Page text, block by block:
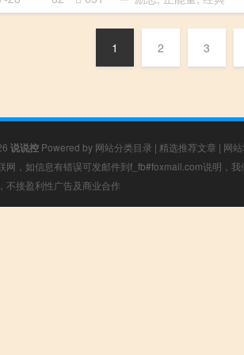
1 2 3
说说控 Powered by 网站分类目录 | 精选推荐文章 | 网
网，如信息有错误可发邮件到f_fb#foxmail.com说明，
不接盈利性广告及商业合作